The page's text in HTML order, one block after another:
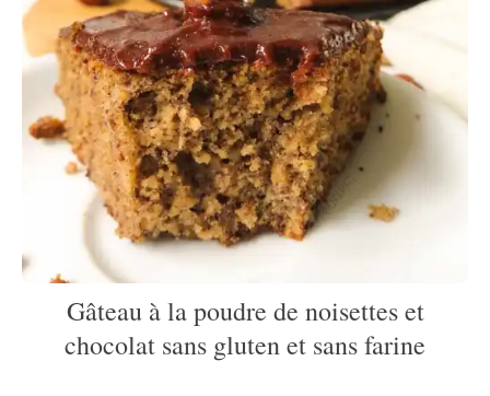
Gâteau à la poudre de noisettes et
chocolat sans gluten et sans farine